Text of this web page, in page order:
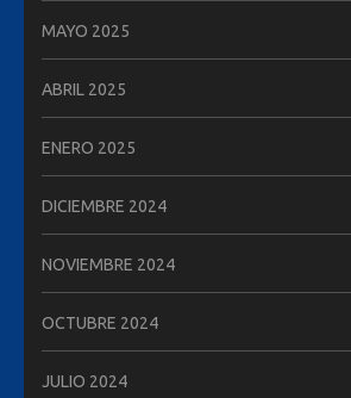
MAYO 2025
ABRIL 2025
ENERO 2025
DICIEMBRE 2024
NOVIEMBRE 2024
OCTUBRE 2024
JULIO 2024